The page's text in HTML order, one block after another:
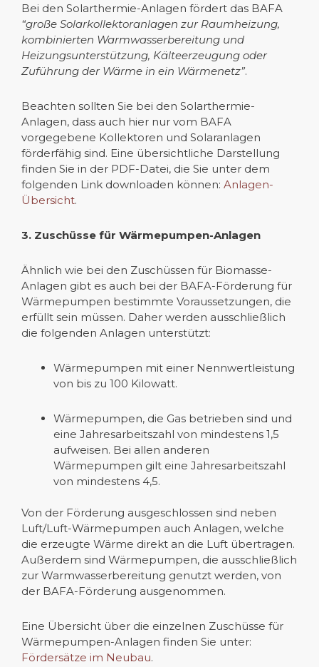
Bei den Solarthermie-Anlagen fördert das BAFA
“große Solarkollektoranlagen zur Raumheizung,
kombinierten Warmwasserbereitung und
Heizungsunterstützung, Kälteerzeugung oder
Zuführung der Wärme in ein Wärmenetz”.
Beachten sollten Sie bei den Solarthermie-
Anlagen, dass auch hier nur vom BAFA
vorgegebene Kollektoren und Solaranlagen
förderfähig sind. Eine übersichtliche Darstellung
finden Sie in der PDF-Datei, die Sie unter dem
folgenden Link downloaden können: Anlagen-
Übersicht.
3. Zuschüsse für Wärmepumpen-Anlagen
Ähnlich wie bei den Zuschüssen für Biomasse-
Anlagen gibt es auch bei der BAFA-Förderung für
Wärmepumpen bestimmte Voraussetzungen, die
erfüllt sein müssen. Daher werden ausschließlich
die folgenden Anlagen unterstützt:
Wärmepumpen mit einer Nennwertleistung
von bis zu 100 Kilowatt.
Wärmepumpen, die Gas betrieben sind und
eine Jahresarbeitszahl von mindestens 1,5
aufweisen. Bei allen anderen
Wärmepumpen gilt eine Jahresarbeitszahl
von mindestens 4,5.
Von der Förderung ausgeschlossen sind neben
Luft/Luft-Wärmepumpen auch Anlagen, welche
die erzeugte Wärme direkt an die Luft übertragen.
Außerdem sind Wärmepumpen, die ausschließlich
zur Warmwasserbereitung genutzt werden, von
der BAFA-Förderung ausgenommen.
Eine Übersicht über die einzelnen Zuschüsse für
Wärmepumpen-Anlagen finden Sie unter:
Fördersätze im Neubau.